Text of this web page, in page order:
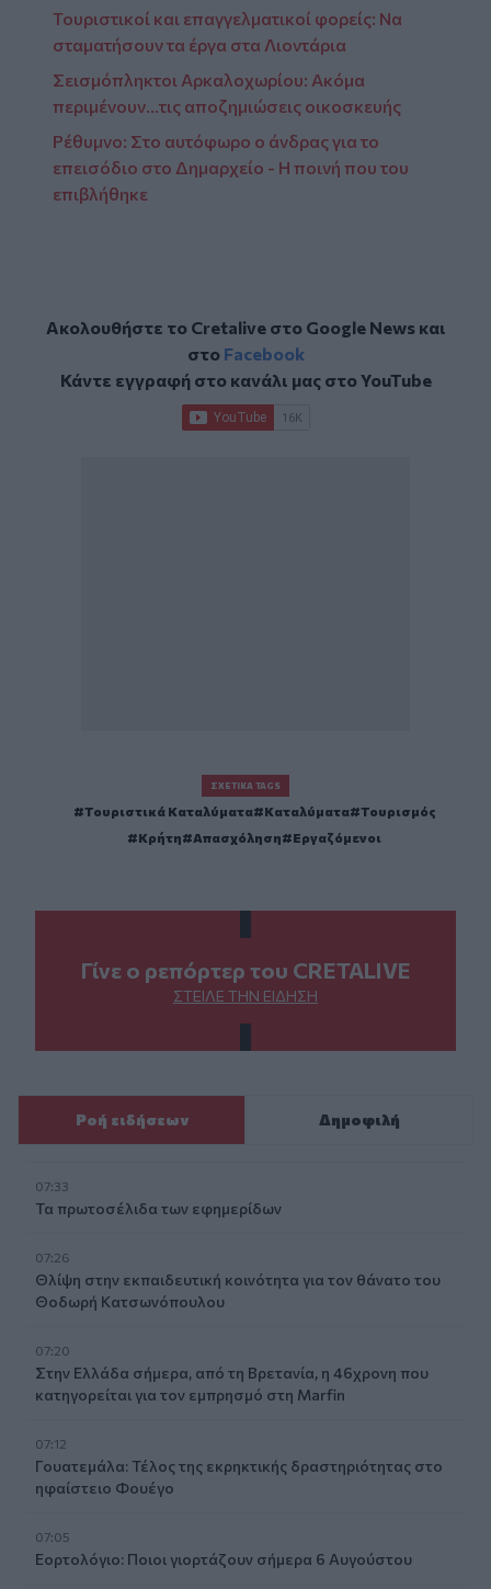
Τουριστικοί και επαγγελματικοί φορείς: Να
σταματήσουν τα έργα στα Λιοντάρια
Σεισμόπληκτοι Αρκαλοχωρίου: Ακόμα
περιμένουν...τις αποζημιώσεις οικοσκευής
Ρέθυμνο: Στο αυτόφωρο ο άνδρας για το
επεισόδιο στο Δημαρχείο - Η ποινή που του
επιβλήθηκε
Ακολουθήστε το Cretalive στο Google Newsκαι
στο Facebook
Κάντε εγγραφή στο κανάλι μας στοYouTube
ΣΧΕΤΙΚΆ TAGS
Τουριστικά Καταλύματα Καταλύματα
Τουρισμός
Κρήτη
Απασχόληση Εργαζόμενοι
Γίνε ο ρεπόρτερ του CRETALIVE
ΣΤΕΊΛΕ ΤΗΝ ΕΊΔΗΣΗ
Ροή ειδήσεων Δημοφιλή
07:33
Τα πρωτοσέλιδα των εφημερίδων
07:26
Θλίψη στην εκπαιδευτική κοινότητα για τον θάνατο του
Θοδωρή Κατσωνόπουλου
07:20
Στην Ελλάδα σήμερα, από τη Βρετανία, η 46χρονη που
κατηγορείται για τον εμπρησμό στη Marfin
07:12
Γουατεμάλα: Τέλος της εκρηκτικής δραστηριότητας στο
ηφαίστειο Φουέγο
07:05
Εορτολόγιο: Ποιοι γιορτάζουν σήμερα 6 Αυγούστου